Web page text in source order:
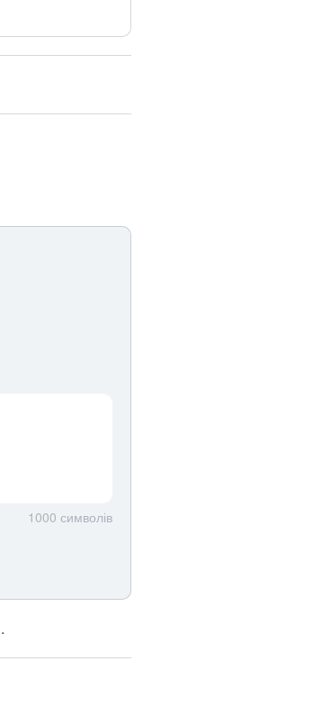
1000 символів